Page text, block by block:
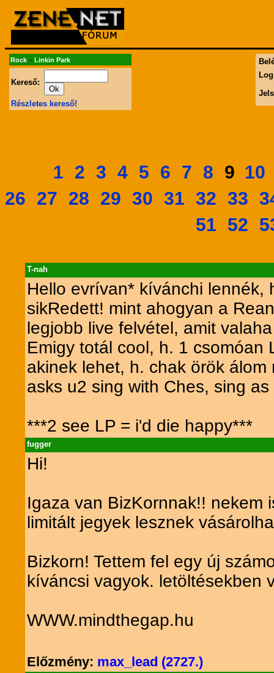
Rock - Linkin Park
Kereső:
Részletes kereső!
1 2 3 4 5 6 7 8 9 10
26 27 28 29 30 31 32 33
51 52
T-nah
Hello evrívan* kívánchi lennék,
sikRedett! mint ahogyan a
legjobb live felvétel, amit
Emigy totál cool, h. 1 csomóan
akinek lehet, h. chak örök
asks u2 sing with Ches, sing
***2 see LP = i'd die happy***
fugger
Hi!
Igaza van BizKornnak!! nekem
limitált jegyek lesznek
Bizkorn! Tettem fel egy új
kíváncsi vagyok. letöltésekben
WWW.mindthegap.hu
Előzmény: max_lead (2727.)